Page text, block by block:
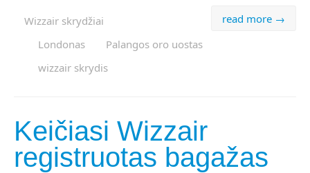
read more →
Wizzair skrydžiai
Londonas
Palangos oro uostas
wizzair skrydis
Keičiasi Wizzair
registruotas bagažas